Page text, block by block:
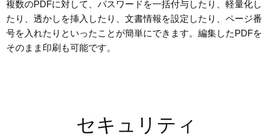
複数のPDFに対して、パスワードを一括付与したり、軽量化し
たり、透かしを挿入したり、文書情報を設定したり、ページ番
号を入れたりといったことが簡単にできます。編集したPDFを
そのまま印刷も可能です。
セキュリティ